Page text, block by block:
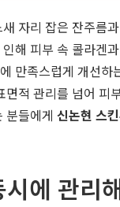
자리 잡은 잔주름
해 피부 속 콜라겐
만족스럽게 개선
적 관리를 넘어
분들에게 신논현 스
에 관리